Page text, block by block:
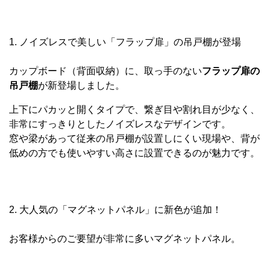
1. ノイズレスで美しい「フラップ扉」の吊戸棚が登場
カップボード（背面収納）に、取っ手のないフラップ扉の
吊戸棚が新登場しました。
上下にパカッと開くタイプで、繋ぎ目や割れ目が少なく、
非常にすっきりとしたノイズレスなデザインです。
窓や梁があって従来の吊戸棚が設置しにくい現場や、背が
低めの方でも使いやすい高さに設置できるのが魅力です。
2. 大人気の「マグネットパネル」に新色が追加！
お客様からのご要望が非常に多いマグネットパネル。